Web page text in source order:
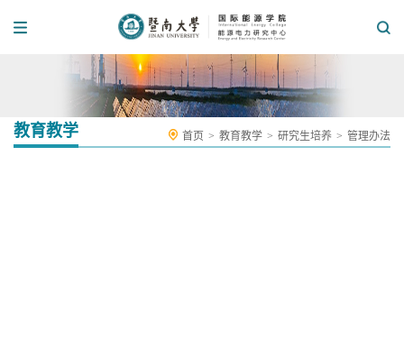
教育教学 首页 > 教育教学 > 研究生培养 > 管理办法